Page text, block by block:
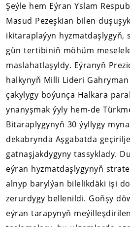
Şeýle hem Eýran Yslam
Masud Pezeşkian bilen
ikitaraplaýyn hyzmatdaşlygyň,
gün tertibiniň möhüm
maslahatlaşyldy. Eýranyň
halkynyň Milli Lideri
çakylygy boýunça Halkara
ynanyşmak ýyly hem-de
Bitaraplygynyň 30 ýyllygy
dekabrynda Aşgabatda
gatnaşjakdygyny tassyklady.
eýran hyzmatdaşlygynyň
alnyp barylýan bilelikdäki işi
zerurdygy bellenildi. Goňşy
eýran tarapynyň